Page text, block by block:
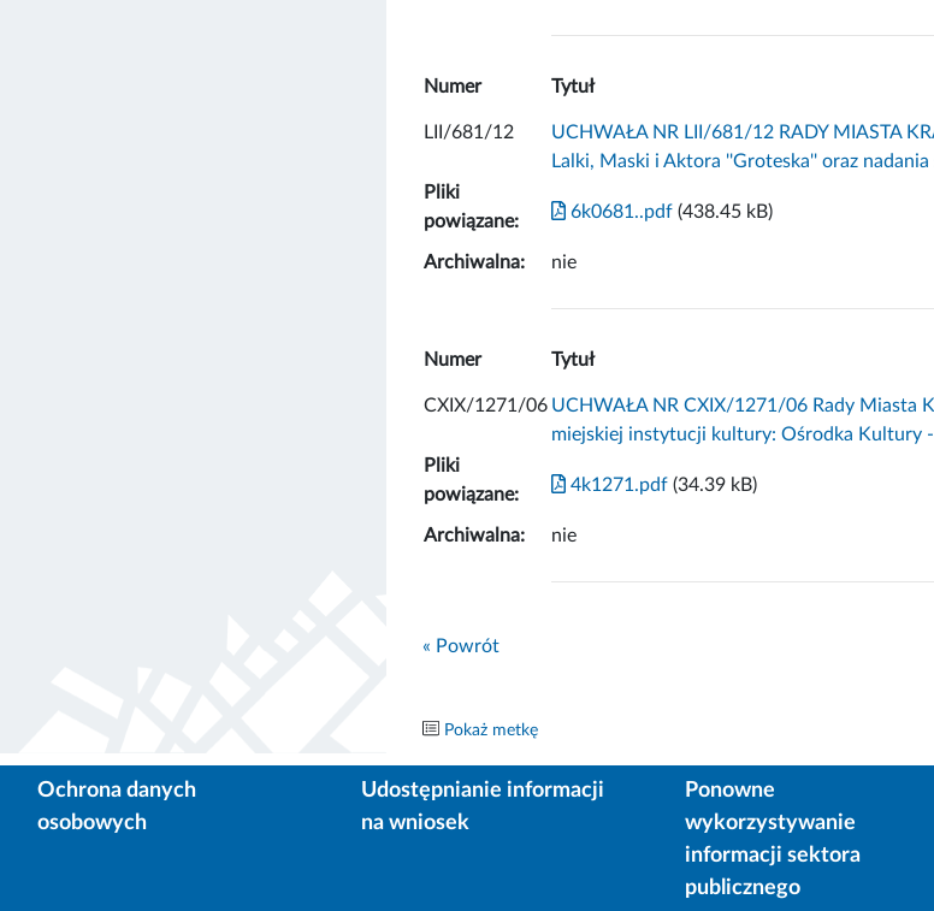
Numer Tytuł
LII/681/12
UCHWAŁA NR LII/681/12 RADY MIASTA
Lalki, Maski i Aktora ''Groteska'' oraz
Pliki
powiązane:
6k0681..pdf (438.45 kB)
Archiwalna: nie
Numer Tytuł
CXIX/1271/06 UCHWAŁA NR CXIX/1271/06 Rady Miasta
miejskiej instytucji kultury: Ośrodka Kultury
Pliki
powiązane:
4k1271.pdf (34.39 kB)
Archiwalna: nie
« Powrót
Pokaż metkę
Ochrona danych
osobowych
Udostępnianie informacji
na wniosek
Ponowne
wykorzystywanie
informacji sektora
publicznego